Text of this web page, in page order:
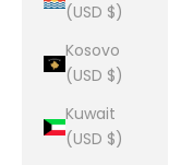
(USD $)
Kosovo
(USD $)
Kuwait
(USD $)